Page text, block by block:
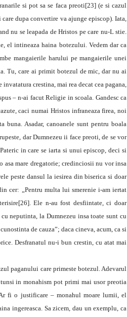
si pot sa se faca preoti[23] (e si cazul
dupa convertire va ajunge episcop). Iata,
nu se leapada de Hristos pe care nu-L stie.
el intineaza haina botezului. Vedem dar ca
mangaierile harului pe mangaierile unei
Tu, care ai primit botezul de mic, dar nu ai
crestina, mai rea decat cea pagana,
– n-ai facut Religie in scoala. Gandesc ca
caci numai Hristos infraneaza firea, noi
Asadar, canoanele sunt pentru boala
dar Dumnezeu ii face preoti, de se vor
in care se iarta si unui episcop, deci si
asa mare dregatorie; credinciosii nu vor insa
peste dansul la iesirea din biserica si doar
cer: „Pentru multa lui smerenie i-am iertat
Ele n-au fost desfiintate, ci doar
neputinta, la Dumnezeu insa toate sunt cu
de cauza”; daca cineva, acum, ca si
Desfranatul nu-i bun crestin, cu atat mai
paganului care primeste botezul. Adevarul
in monahism pot primi mai usor preotia
fi o justificare – monahul moare lumii, el
ingereasca. Sa zicem, dau un exemplu, ca